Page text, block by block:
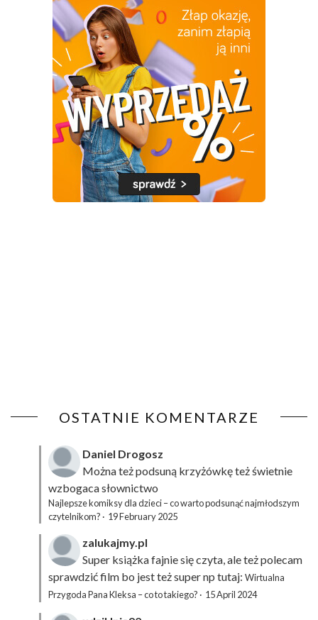
OSTATNIE KOMENTARZE
Daniel Drogosz
Można też podsuną krzyżówkęteż świetnie
wzbogaca słownictwo
Najlepsze komiksy dla dzieci – co warto podsunąć najmłodszym
czytelnikom? · 19 February 2025
zalukajmy.pl
Super książka fajnie się czyta, ale też polecam
sprawdzić film bo jest też super np tutaj: Wirtualna
Przygoda Pana Kleksa – co to takiego? · 15 April 2024